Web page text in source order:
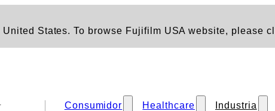
States. To browse Fujifilm USA website, please
Consumidor Healthcare Industria